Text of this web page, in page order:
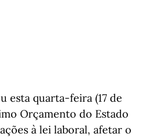
esta quarta-feira (17 de
Orçamento do Estado
à lei laboral, afetar o